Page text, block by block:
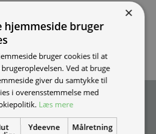
nyhedsmail
events og udstillinger.
×
hjemmeside bruger
bruger cookies til at
Ved at bruge
giver du samtykke til
i overensstemmelse med
Læs mere
Ydeevne Målretning